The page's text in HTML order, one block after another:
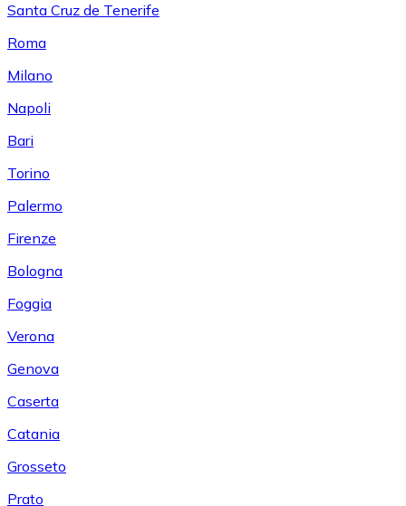
Santa Cruz de Tenerife
Roma
Milano
Napoli
Bari
Torino
Palermo
Firenze
Bologna
Foggia
Verona
Genova
Caserta
Catania
Grosseto
Prato